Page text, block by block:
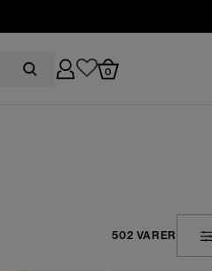
0
502 VARER